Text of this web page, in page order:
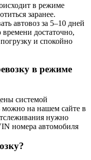
в режиме
заранее.
автовоз за 5–10 дней
достаточно,
и спокойно
в режиме
системой
на нашем сайте в
нужно
номера автомобиля